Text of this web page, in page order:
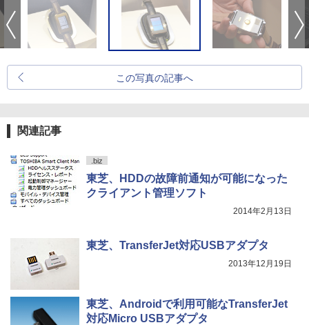
この写真の記事へ
関連記事
.biz
東芝、HDDの故障前通知が可能になった
クライアント管理ソフト
2014年2月13日
東芝、TransferJet対応USBアダプタ
2013年12月19日
東芝、Androidで利用可能なTransferJet
対応Micro USBアダプタ